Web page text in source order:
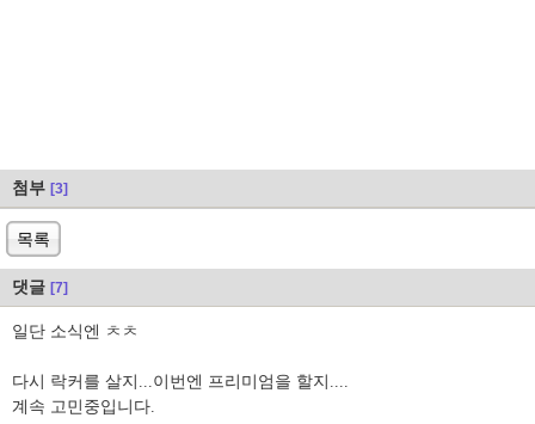
첨부 [3]
목록
댓글 [7]
일단 소식엔 ㅊㅊ
다시 락커를 살지...이번엔 프리미엄을 할지....
계속 고민중입니다.